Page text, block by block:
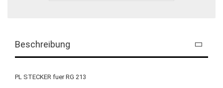
Beschreibung
PL STECKER fuer RG 213